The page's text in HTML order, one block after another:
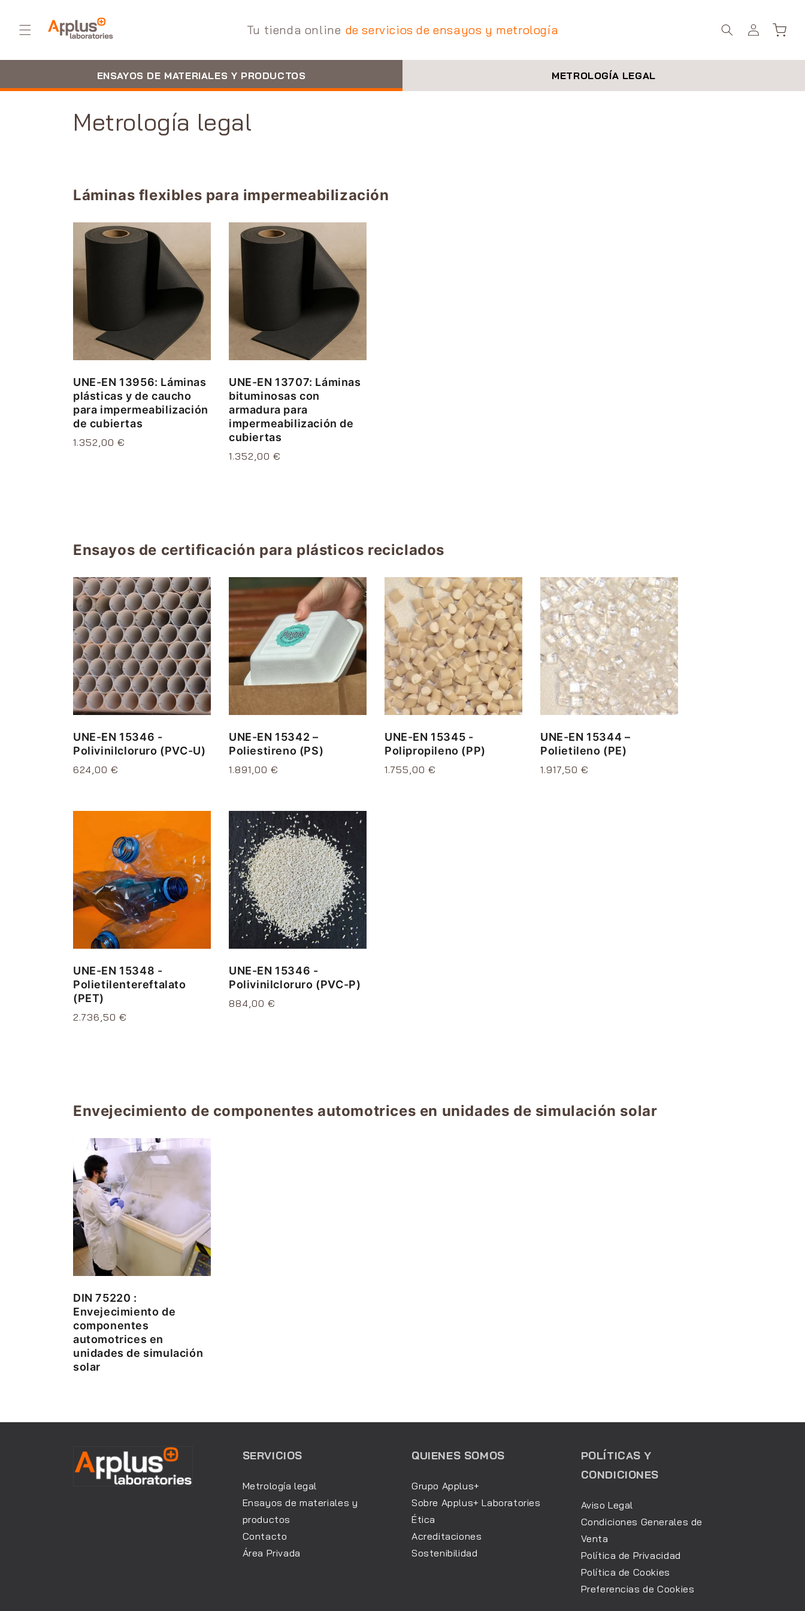
al contenido
Tu tienda online de servicios de ensayos y metrología
Iniciar
sesión
Carrito
ENSAYOS DE MATERIALES Y PRODUCTOS METROLOGÍA LEGAL
C
l
e
c
c
ó
n
:
Metrología legal
Láminas flexibles para impermeabilización
UNE-EN 13956: Láminas
plásticas y de caucho
para impermeabilización
de cubiertas
Precio
1.352,00 €
UNE-EN 13707: Láminas
bituminosas con
armadura para
impermeabilización de
cubiertas
Precio
1.352,00 €
Ensayos de certificación para plásticos reciclados
UNE-EN 15346 -
Polivinilcloruro (PVC-U)
Precio
624,00 €
UNE-EN 15342 –
Poliestireno (PS)
Precio
1.891,00 €
UNE-EN 15345 -
Polipropileno (PP)
Precio
1.755,00 €
UNE-EN 15344 –
Polietileno (PE)
Precio
1.917,50 €
UNE-EN 15348 -
Polietilentereftalato
(PET)
Precio
2.736,50 €
UNE-EN 15346 -
Polivinilcloruro (PVC-P)
Precio
884,00 €
Envejecimiento de componentes automotrices en unidades de simulación solar
DIN 75220 :
Envejecimiento de
componentes
automotrices en
unidades de simulación
solar
SERVICIOS
Metrología legal
Ensayos de materiales y
productos
Contacto
Área Privada
QUIENES SOMOS
Grupo Applus+
Sobre Applus+ Laboratories
Ética
Acreditaciones
Sostenibilidad
POLÍTICAS Y
CONDICIONES
Aviso Legal
Condiciones Generales de
Venta
Política de Privacidad
Política de Cookies
Preferencias de Cookies